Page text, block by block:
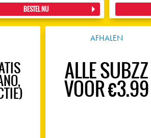
BESTEL NU
AFHALEN
ALLE SUBZZ
VOOR €3.99